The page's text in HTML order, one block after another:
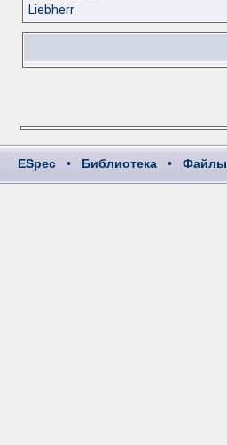
Liebherr
ESpec • Библиотека • Файлы